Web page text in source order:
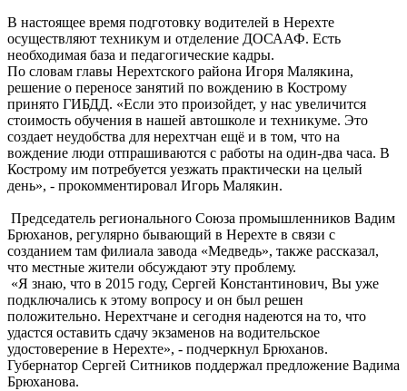
В настоящее время подготовку водителей в Нерехте
осуществляют техникум и отделение ДОСААФ. Есть
необходимая база и педагогические кадры.
По словам главы Нерехтского района Игоря Малякина,
решение о переносе занятий по вождению в Кострому
принято ГИБДД. «Если это произойдет, у нас увеличится
стоимость обучения в нашей автошколе и техникуме. Это
создает неудобства для нерехтчан ещё и в том, что на
вождение люди отпрашиваются с работы на один-два часа. В
Кострому им потребуется уезжать практически на целый
день», - прокомментировал Игорь Малякин.
Председатель регионального Союза промышленников Вадим
Брюханов, регулярно бывающий в Нерехте в связи с
созданием там филиала завода «Медведь», также рассказал,
что местные жители обсуждают эту проблему.
«Я знаю, что в 2015 году, Сергей Константинович, Вы уже
подключались к этому вопросу и он был решен
положительно. Нерехтчане и сегодня надеются на то, что
удастся оставить сдачу экзаменов на водительское
удостоверение в Нерехте», - подчеркнул Брюханов.
Губернатор Сергей Ситников поддержал предложение Вадима
Брюханова.